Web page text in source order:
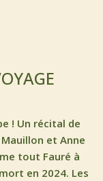
! Un récital de
et Anne
tout Fauré à
en 2024. Les